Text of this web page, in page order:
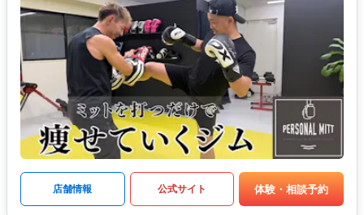
店舗情報 公式サイト 体験・相談予約